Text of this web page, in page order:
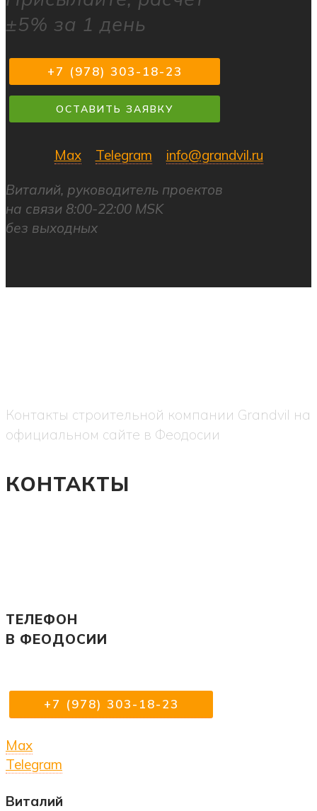
±5% за 1 день
+7 (978) 303-18-23
ОСТАВИТЬ ЗАЯВКУ
Max Telegram info@grandvil.ru
Виталий, руководитель проектов
на связи 8:00-22:00 MSK
без выходных
Контакты строительной компании Grandvil на
официальном сайте в Феодосии
КОНТАКТЫ
ТЕЛЕФОН
В ФЕОДОСИИ
+7 (978) 303-18-23
Max
Telegram
Виталий